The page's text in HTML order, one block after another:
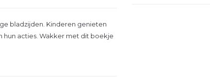
bladzijden. Kinderen genieten
acties. Wakker met dit boekje